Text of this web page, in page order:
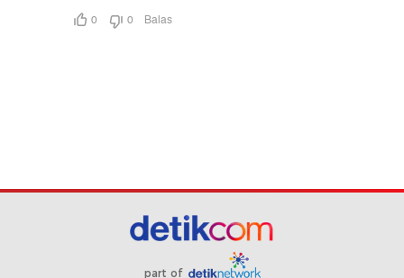
part of